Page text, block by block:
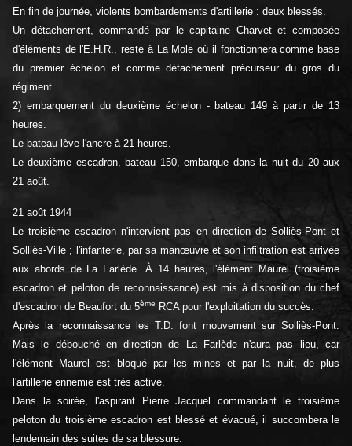
En fin de journée, violents bombardements d'artillerie : deux blessés.
Un détachement, commandé par le capitaine Charvet et composée
d'éléments de l'E.H.R., reste à La Mole où il fonctionnera comme base
du premier échelon et comme détachement précurseur du gros du
régiment.
2) embarquement du deuxième échelon - bateau 149 à partir de 13
heures.
Le bateau lève l'ancre à 21 heures.
Le deuxième escadron, bateau 150, embarque dans la nuit du 20 aux
21 août.
21 août 1944
Le troisième escadron n'intervient pas en direction de Solliès-Pont et
Solliès-Ville ; l'infanterie, par sa manœuvre et son infiltration est arrivée
aux abords de La Farlède. À 14 heures, l'élément Maurel (troisième
escadron et peloton de reconnaissance) est mis à disposition du chef
d'escadron de Beaufort du 5ème
RCA pour l'exploitation du succès.
Après la reconnaissance les T.D. font mouvement sur Solliès-Pont.
Mais le débouché en direction de La Farlède n'aura pas lieu, car
l'élément Maurel est bloqué par les mines et par la nuit, de plus
l'artillerie ennemie est très active.
Dans la soirée, l'aspirant Pierre Jacquel commandant le troisième
peloton du troisième escadron est blessé et évacué, il succombera le
lendemain des suites de sa blessure.